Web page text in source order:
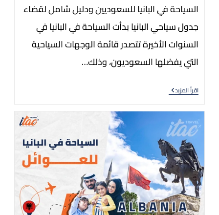
السياحة في البانيا للسعوديين ودليل شامل لقضاء
جدول سياحي البانيا بدأت السياحة في البانيا في
السنوات الأخيرة تتصدر قائمة الوجهات السياحية
التي يفضلها السعوديون، وذلك…
اقرأ المزيد